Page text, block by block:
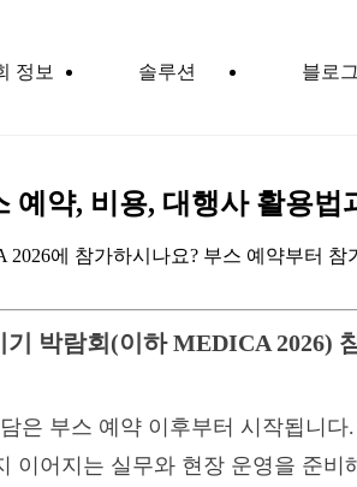
정보 솔루션 블로그
예약, 비용, 대행사 활용법
에 참가하시나요? 부스 예약부터
박람회(이하 MEDICA 2026)
은 부스 예약 이후부터 시작됩니
이어지는 실무와 현장 운영을 준